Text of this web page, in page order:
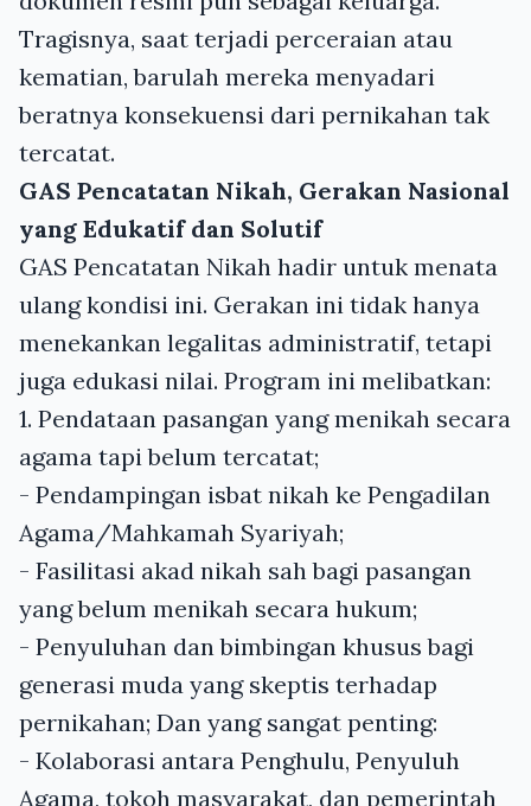
Tragisnya, saat terjadi perceraian atau
kematian, barulah mereka menyadari
beratnya konsekuensi dari pernikahan tak
tercatat.
GAS Pencatatan Nikah, Gerakan Nasional
yang Edukatif dan Solutif
GAS Pencatatan Nikah hadir untuk menata
ulang kondisi ini. Gerakan ini tidak hanya
menekankan legalitas administratif, tetapi
juga edukasi nilai. Program ini melibatkan:
1. Pendataan pasangan yang menikah secara
agama tapi belum tercatat;
- Pendampingan isbat nikah ke Pengadilan
Agama/Mahkamah Syariyah;
- Fasilitasi akad nikah sah bagi pasangan
yang belum menikah secara hukum;
- Penyuluhan dan bimbingan khusus bagi
generasi muda yang skeptis terhadap
pernikahan; Dan yang sangat penting:
- Kolaborasi antara Penghulu, Penyuluh
Agama, tokoh masyarakat, dan pemerintah